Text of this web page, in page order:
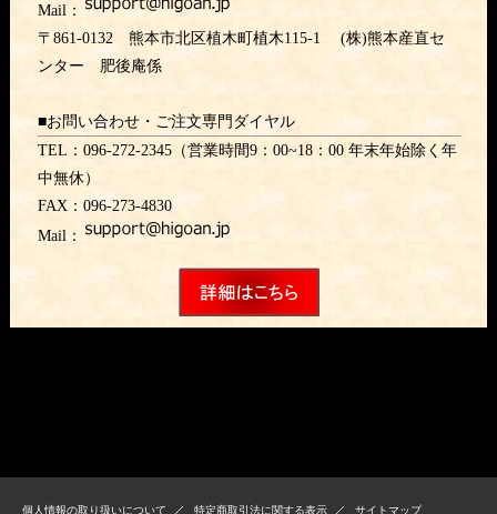
Mail：
〒861-0132 熊本市北区植木町植木115-1 (株)熊本産直セ
ンター 肥後庵係
■お問い合わせ・ご注文専門ダイヤル
TEL：096-272-2345（営業時間9：00~18：00 年末年始除く年
中無休）
FAX：096-273-4830
Mail：
個人情報の取り扱いについて 特定商取引法に関する表示 サイトマップ